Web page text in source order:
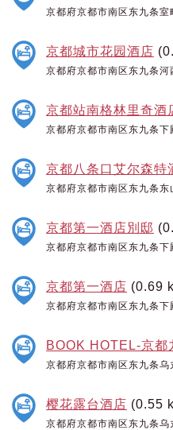
京都府京都市南区东九条室
京都城市花园酒店
京都府京都市南区东九条河
京都站南格林里奇酒
京都府京都市南区东九条下
京都八条口艾尔森特
京都府京都市南区东九条东
京都第一酒店別邸
京都府京都市南区东九条
京都第一酒店 (0.69
京都府京都市南区东九条下
BOOK HOTEL-京都
京都府京都市南区东九条乌
樱花露台酒店 (0.55
京都府京都市南区东九条乌